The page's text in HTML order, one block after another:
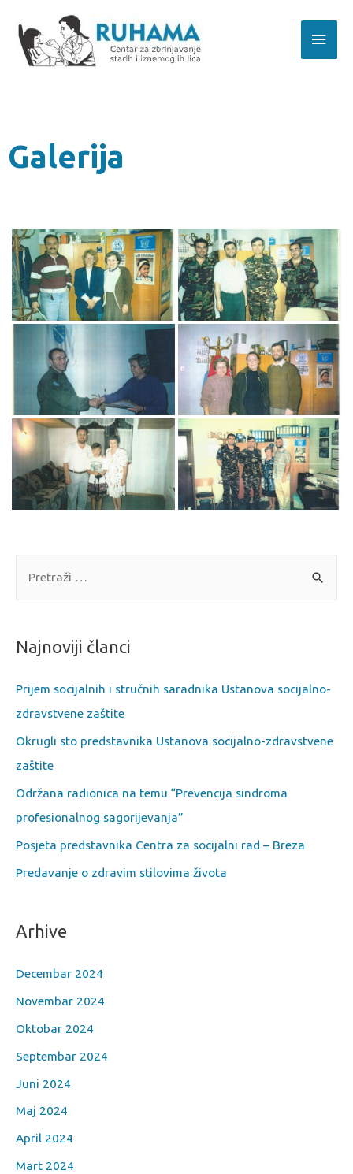
Galerija
Najnoviji članci
Prijem socijalnih i stručnih saradnika Ustanova socijalno-
zdravstvene zaštite
Okrugli sto predstavnika Ustanova socijalno-zdravstvene
zaštite
Održana radionica na temu “Prevencija sindroma
profesionalnog sagorijevanja”
Posjeta predstavnika Centra za socijalni rad – Breza
Predavanje o zdravim stilovima života
Arhive
Decembar 2024
Novembar 2024
Oktobar 2024
Septembar 2024
Juni 2024
Maj 2024
April 2024
Mart 2024